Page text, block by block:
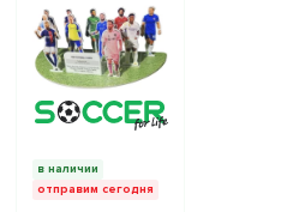
в наличии
отправим сегодня